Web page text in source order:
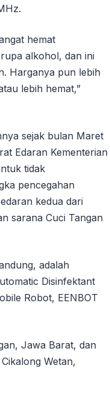
hemat
alkohol, dan ini
Harganya pun lebih
lebih hemat,”
sejak bulan Maret
Edaran Kementerian
tidak
pencegahan
kedua dari
sarana Cuci Tangan
adalah
Disinfektant
Robot, EENBOT
Jawa Barat, dan
Wetan,